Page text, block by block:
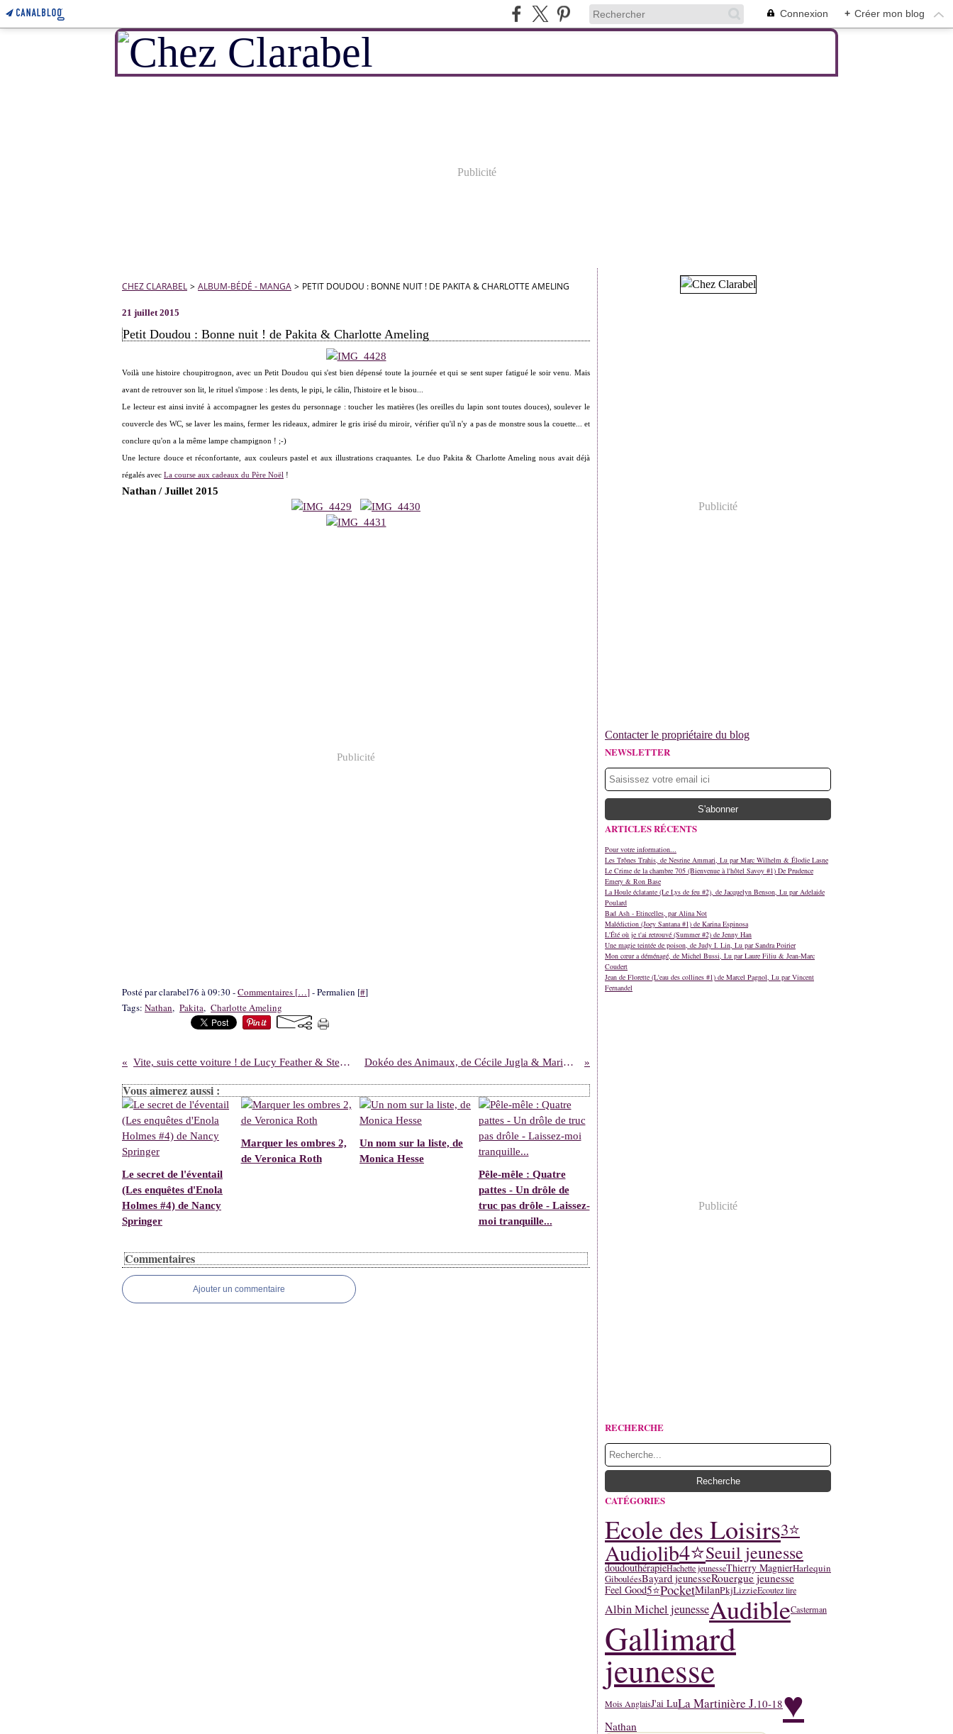
Connexion + Créer mon blog
Publicité
CHEZ CLARABEL > ALBUM-BÉDÉ - MANGA > PETIT DOUDOU : BONNE NUIT ! DE PAKITA & CHARLOTTE AMELING
21 juillet 2015
Petit Doudou : Bonne nuit ! de Pakita & Charlotte Ameling
Voilà une histoire choupitrognon, avec un Petit Doudou qui s'est bien dépensé toute la journée et qui se sent super fatigué le soir venu. Mais
avant de retrouver son lit, le rituel s'impose : les dents, le pipi, le câlin, l'histoire et le bisou...
Le lecteur est ainsi invité à accompagner les gestes du personnage : toucher les matières (les oreilles du lapin sont toutes douces), soulever le
couvercle des WC, se laver les mains, fermer les rideaux, admirer le gris irisé du miroir, vérifier qu'il n'y a pas de monstre sous la couette... et
conclure qu'on a la même lampe champignon ! ;-)
Une lecture douce et réconfortante, aux couleurs pastel et aux illustrations craquantes. Le duo Pakita & Charlotte Ameling nous avait déjà
régalés avec La course aux cadeaux du Père Noël !
Nathan / Juillet 2015
Publicité
Posté par clarabel76 à 09:30 -Commentaires […]- Permalien [#]
Tags: Nathan, Pakita, Charlotte Ameling
Vite, suis cette voiture ! de Lucy Feather & Stephan Lomp Dokéo des Animaux, de Cécile Jugla & Marion Piffaretti
Vous aimerez aussi :
Le secret de l'éventail
(Les enquêtes d'Enola
Holmes #4) de Nancy
Springer
Marquer les ombres 2,
de Veronica Roth
Un nom sur la liste, de
Monica Hesse
Pêle-mêle : Quatre
pattes - Un drôle de
truc pas drôle - Laissez-
moi tranquille...
Commentaires
Ajouter un commentaire
Publicité
Contacter le propriétaire du blog
NEWSLETTER
ARTICLES RÉCENTS
Pour votre information...
Les Trônes Trahis, de Nesrine Ammari, Lu par Marc Wilhelm & Élodie Lasne
Le Crime de la chambre 705 (Bienvenue à l'hôtel Savoy #1) De Prudence
Emery & Ron Base
La Houle éclatante (Le Lys de feu #2), de Jacquelyn Benson, Lu par Adelaide
Poulard
Bad Ash - Etincelles, par Alina Not
Malédiction (Joey Santana #1) de Karina Espinosa
L'Été où je t'ai retrouvé (Summer #2) de Jenny Han
Une magie teintée de poison, de Judy I. Lin, Lu par Sandra Poirier
Mon cœur a déménagé, de Michel Bussi, Lu par Laure Filiu & Jean-Marc
Coudert
Jean de Florette (L'eau des collines #1) de Marcel Pagnol, Lu par Vincent
Fernandel
Publicité
RECHERCHE
CATÉGORIES
Ecole des Loisirs3⭐
Audiolib4⭐Seuil jeunesse
doudouthérapieHachette jeunesseThierry MagnierHarlequin
GibouléesBayard jeunesseRouergue jeunesse
Feel Good5⭐PocketMilanPkjLizzieEcoutez lire
Albin Michel jeunesseAudibleCasterman
Gallimard
jeunesse
Mois AnglaisJ'ai LuLa Martinière J.10-18♥
Nathan